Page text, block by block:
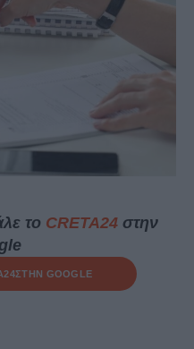
το CRETA24στην
ΣΤΗΝ GOOGLE